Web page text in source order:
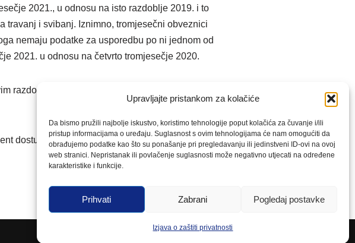
Upravljajte pristankom za kolačiće
Da bismo pružili najbolje iskustvo, koristimo tehnologije poput kolačića za čuvanje i/ili
pristup informacijama o uređaju. Suglasnost s ovim tehnologijama će nam omogućiti da
obrađujemo podatke kao što su ponašanje pri pregledavanju ili jedinstveni ID-ovi na ovoj
web stranici. Nepristanak ili povlačenje suglasnosti može negativno utjecati na određene
karakteristike i funkcije.
Prihvati Zabrani Pogledaj postavke
Izjava o zaštiti privatnosti
2021., u odnosu na isto razdoblje 2019. i to
travanj i svibanj. Iznimno, tromjesečni obveznici
nemaju podatke za usporedbu po ni jednom od
2021. u odnosu na četvrto tromjesečje 2020.
razdobljima dokazuju pad prihoda/primitaka na
dostupan jeovdje